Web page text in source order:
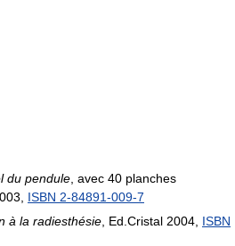
du pendule , avec 40 planches
ISBN 2-84891-009-7
à la radiesthésie , Ed.Cristal 2004, ISBN